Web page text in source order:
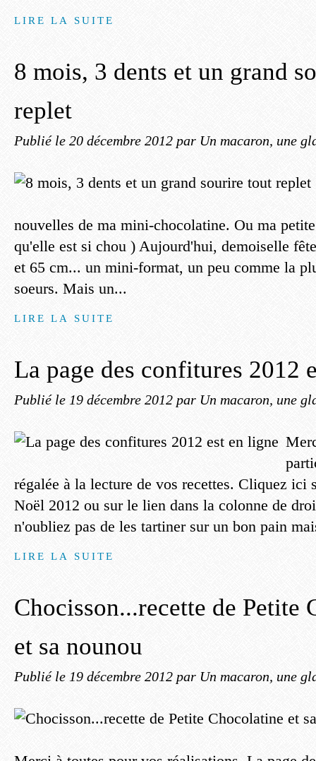
LIRE LA SUITE
8 mois, 3 dents et un grand
replet
Publié le 20 décembre 2012 par Un macaron, une
nouvelles de ma mini-chocolatine. Ou ma
qu'elle est si chou ) Aujourd'hui, demoiselle
et 65 cm... un mini-format, un peu comme la
soeurs. Mais un...
LIRE LA SUITE
La page des confitures 2012
Publié le 19 décembre 2012 par Un macaron, une
régalée à la lecture de vos recettes. Cliquez ici
Noël 2012 ou sur le lien dans la colonne de
n'oubliez pas de les tartiner sur un bon pain
LIRE LA SUITE
Chocisson...recette de Petite
et sa nounou
Publié le 19 décembre 2012 par Un macaron, une